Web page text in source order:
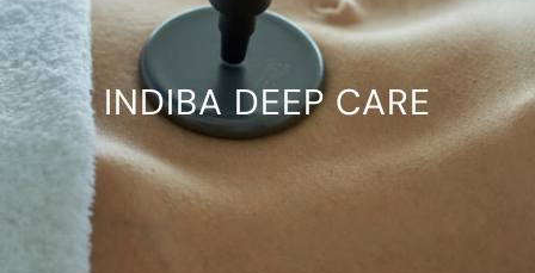
INDIBA DEEP CARE